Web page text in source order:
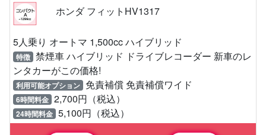
ホンダ フィットHV1317
5人乗り オートマ 1,500cc ハイブリッド
特徴 禁煙車 ハイブリッド ドライブレコーダー 新車のレ
ンタカーがこの価格!
利用可能オプション 免責補償 免責補償ワイド
6時間料金 2,700円（税込）
24時間料金 5,100円（税込）